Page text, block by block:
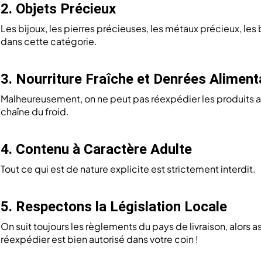
2. Objets Précieux
Les bijoux, les pierres précieuses, les métaux précieux,
dans cette catégorie.
3. Nourriture Fraîche et Denrées
Malheureusement, on ne peut pas réexpédier les produits
chaîne du froid.
4. Contenu à Caractère Adulte
Tout ce qui est de nature explicite est strictement interdit.
5. Respectons la Législation Locale
On suit toujours les règlements du pays de livraison, alors
réexpédier est bien autorisé dans votre coin !